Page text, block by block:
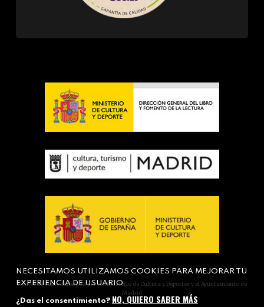
Actividad subvencionada por el Ministerio de Cultura y Deportes y el Ayuntamiento de
Madrid
NECESITAMOS UTILIZAMOS COOKIES PARA MEJORAR TU
EXPERIENCIA DE USUARIO
¿Das el consentimiento? NO, QUIERO SABER MÁS